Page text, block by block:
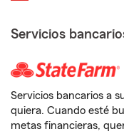
Servicios
Servicios bancarios a
quiera. Cuando esté
metas financieras,